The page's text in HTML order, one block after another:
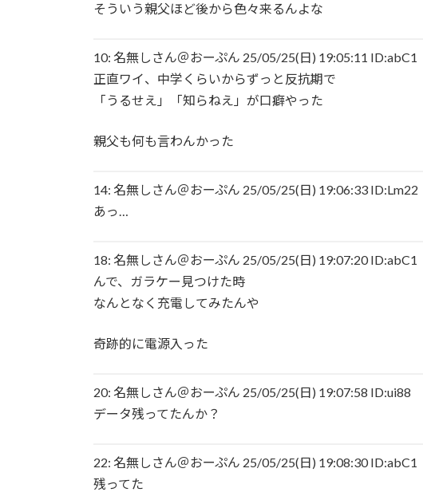
あいみょん「私が乳出してるみたいな…きもすぎ」ネッ
【感謝】イコラブ人気メンバー・齋藤樹愛羅さんが『
【ファッション】「同級生に笑われたことも」現役女
【騒然】中西香菜さんの夫・福永活也さん「妻が出て
粗品ってくっそ面白いのになんでジジイに嫌われてるん
「使いたい人だけにすればいい」★3
【いろいろと？】ミルクボーイ「ある人」からの謝罪に
そういう親父ほど後から色々来るんよな
10: 名無しさん＠おーぷん 25/05/25(日) 19:05:11 ID:abC1
正直ワイ、中学くらいからずっと反抗期で
「うるせえ」「知らねえ」が口癖やった
親父も何も言わんかった
14: 名無しさん＠おーぷん 25/05/25(日) 19:06:33 ID:Lm22
あっ…
18: 名無しさん＠おーぷん 25/05/25(日) 19:07:20 ID:abC1
んで、ガラケー見つけた時
なんとなく充電してみたんや
奇跡的に電源入った
20: 名無しさん＠おーぷん 25/05/25(日) 19:07:58 ID:ui88
データ残ってたんか？
22: 名無しさん＠おーぷん 25/05/25(日) 19:08:30 ID:abC1
残ってた